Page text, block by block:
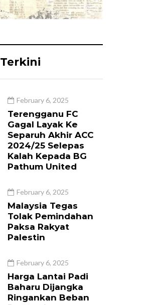
Terkini
February 6, 2025
Terengganu FC
Gagal Layak Ke
Separuh Akhir ACC
2024/25 Selepas
Kalah Kepada BG
Pathum United
February 6, 2025
Malaysia Tegas
Tolak Pemindahan
Paksa Rakyat
Palestin
February 6, 2025
Harga Lantai Padi
Baharu Dijangka
Ringankan Beban